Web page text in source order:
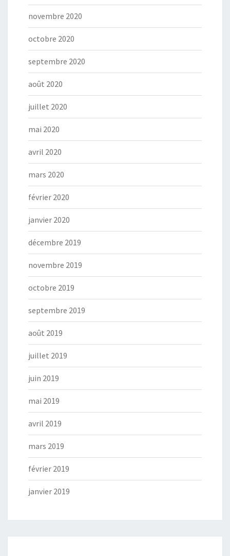
novembre 2020
octobre 2020
septembre 2020
août 2020
juillet 2020
mai 2020
avril 2020
mars 2020
février 2020
janvier 2020
décembre 2019
novembre 2019
octobre 2019
septembre 2019
août 2019
juillet 2019
juin 2019
mai 2019
avril 2019
mars 2019
février 2019
janvier 2019